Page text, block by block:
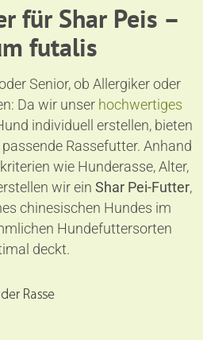
für Shar Peis –
futalis
Senior, ob Allergiker oder
Da wir unser hochwertiges
individuell erstellen, bieten
Rassefutter. Anhand
wie Hunderasse, Alter,
wir ein Shar Pei-Futter,
chinesischen Hundes im
Hundefuttersorten
deckt.